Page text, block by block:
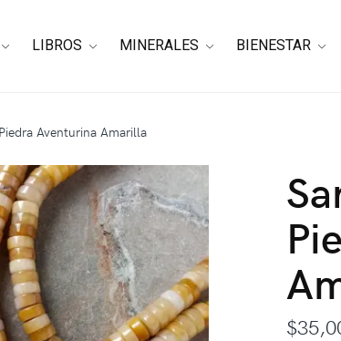
LIBROS MINERALES BIENESTAR
Aventurina Amarilla
$